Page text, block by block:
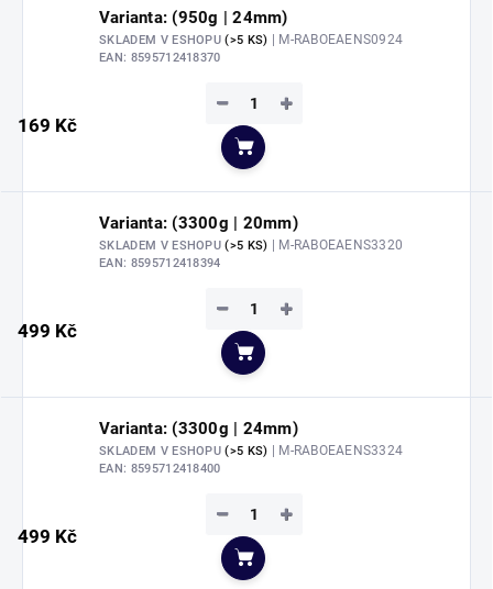
Varianta: (950g | 24mm)
SKLADEM V ESHOPU(>5 KS) | M-RABOEAENS0924
EAN: 8595712418370
169 Kč
+
−
Do košíku
Varianta: (3300g | 20mm)
SKLADEM V ESHOPU(>5 KS) | M-RABOEAENS3320
EAN: 8595712418394
499 Kč
+
−
Do košíku
Varianta: (3300g | 24mm)
SKLADEM V ESHOPU(>5 KS) | M-RABOEAENS3324
EAN: 8595712418400
499 Kč
+
−
Do košíku